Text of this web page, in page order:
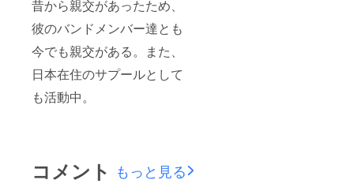
昔から親交があったため、
彼のバンドメンバー達とも
今でも親交がある。また、
日本在住のサプールとして
も活動中。
コメント もっと見る